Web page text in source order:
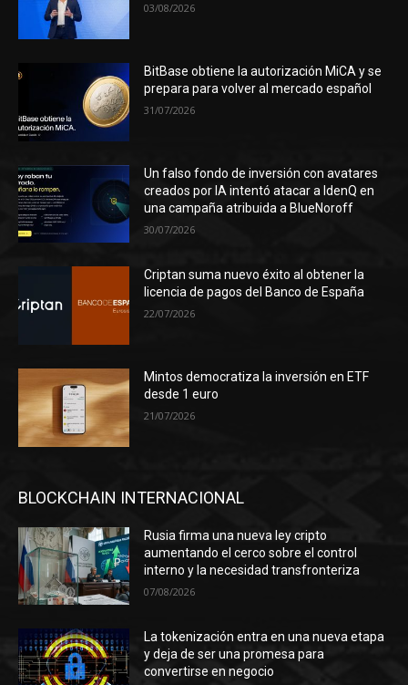
03/08/2026
BitBase obtiene la autorización MiCA y se
prepara para volver al mercado español
31/07/2026
Un falso fondo de inversión con avatares
creados por IA intentó atacar a IdenQ en
una campaña atribuida a BlueNoroff
30/07/2026
Criptan suma nuevo éxito al obtener la
licencia de pagos del Banco de España
22/07/2026
Mintos democratiza la inversión en ETF
desde 1 euro
21/07/2026
BLOCKCHAIN INTERNACIONAL
Rusia firma una nueva ley cripto
aumentando el cerco sobre el control
interno y la necesidad transfronteriza
07/08/2026
La tokenización entra en una nueva etapa
y deja de ser una promesa para
convertirse en negocio